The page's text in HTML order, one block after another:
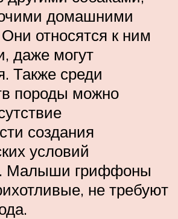
домашними
относятся к ним
даже могут
Также среди
породы можно
создания
условий
Малыши гриффоны
не требуют